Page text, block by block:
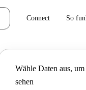
Connect So
Wähle Daten aus, um
sehen